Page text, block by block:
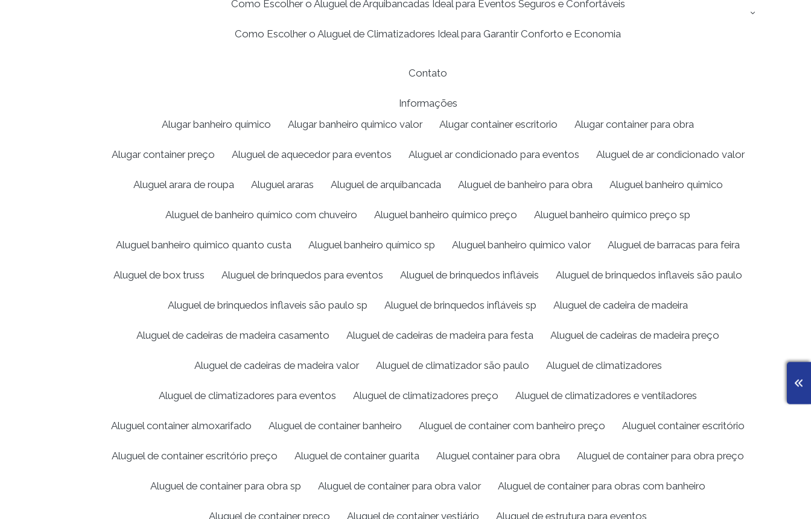
Como Escolher o Aluguel de Arquibancadas Ideal para Eventos Seguros e Confortáveis
Como Escolher o Aluguel de Climatizadores Ideal para Garantir Conforto e Economia
Contato
Informações
Alugar banheiro químico
Alugar banheiro quimico valor Alugar container escritorio Alugar container para obra
Alugar container preço Aluguel de aquecedor para eventos Aluguel ar condicionado para eventos Aluguel de ar condicionado valor
Aluguel arara de roupa Aluguel araras Aluguel de arquibancada Aluguel de banheiro para obra Aluguel banheiro quimico
Aluguel de banheiro químico com chuveiro Aluguel banheiro quimico preço Aluguel banheiro quimico preço sp
Aluguel banheiro quimico quanto custa Aluguel banheiro químico sp Aluguel banheiro quimico valor Aluguel de barracas para feira
Aluguel de box truss Aluguel de brinquedos para eventos Aluguel de brinquedos infláveis Aluguel de brinquedos inflaveis são paulo
Aluguel de brinquedos inflaveis são paulo sp Aluguel de brinquedos infláveis sp Aluguel de cadeira de madeira
Aluguel de cadeiras de madeira casamento Aluguel de cadeiras de madeira para festa Aluguel de cadeiras de madeira preço
Aluguel de cadeiras de madeira valor Aluguel de climatizador são paulo Aluguel de climatizadores
Aluguel de climatizadores para eventos Aluguel de climatizadores preço Aluguel de climatizadores e ventiladores
Aluguel container almoxarifado Aluguel de container banheiro Aluguel de container com banheiro preço Aluguel container escritório
Aluguel de container escritório preço Aluguel de container guarita Aluguel container para obra Aluguel de container para obra preço
Aluguel de container para obra sp Aluguel de container para obra valor Aluguel de container para obras com banheiro
Aluguel de container preço Aluguel de container vestiário Aluguel de estrutura para eventos